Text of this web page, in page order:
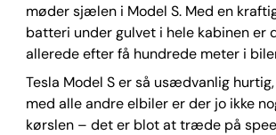
møder sjælen i Model S. Med en
batteri under gulvet i hele kabinen
allerede efter få hundrede meter i
Tesla Model S er så usædvanlig
med alle andre elbiler er der jo ikke
kørslen – det er blot at træde på